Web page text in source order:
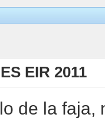
EIR 2011
de la faja,